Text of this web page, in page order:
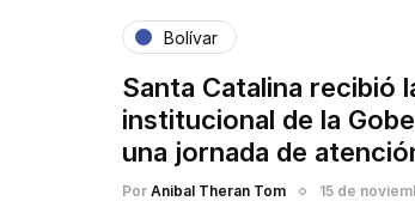
Bolívar
Santa Catalina recibió
institucional de la
una jornada de
Por Anibal Theran Tom
15 de